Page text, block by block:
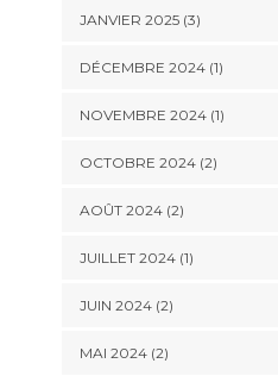
JANVIER 2025(3)
DÉCEMBRE 2024(1)
NOVEMBRE 2024(1)
OCTOBRE 2024(2)
AOÛT 2024(2)
JUILLET 2024(1)
JUIN 2024(2)
MAI 2024(2)